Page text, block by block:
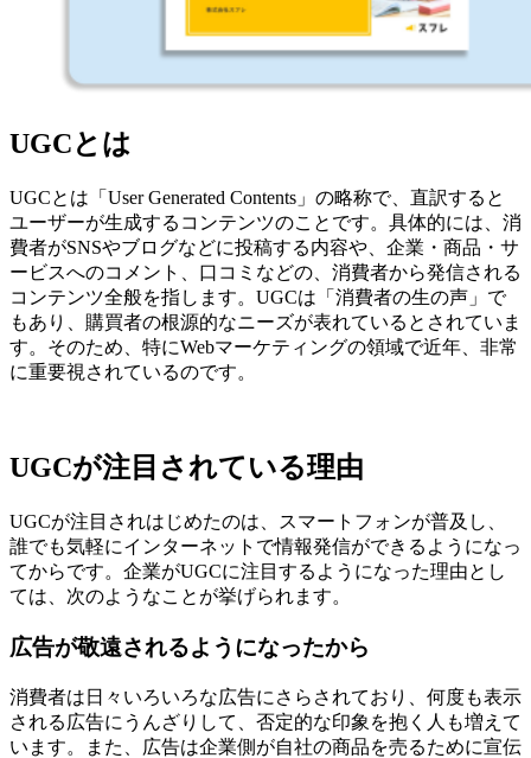
UGCとは
UGCとは「User Generated Contents」の略称で、直訳すると
ユーザーが生成するコンテンツのことです。具体的には、消
費者がSNSやブログなどに投稿する内容や、企業・商品・サ
ービスへのコメント、口コミなどの、消費者から発信される
コンテンツ全般を指します。UGCは「消費者の生の声」で
もあり、購買者の根源的なニーズが表れているとされていま
す。そのため、特にWebマーケティングの領域で近年、非常
に重要視されているのです。
UGCが注目されている理由
UGCが注目されはじめたのは、スマートフォンが普及し、
誰でも気軽にインターネットで情報発信ができるようになっ
てからです。企業がUGCに注目するようになった理由とし
ては、次のようなことが挙げられます。
広告が敬遠されるようになったから
消費者は日々いろいろな広告にさらされており、何度も表示
される広告にうんざりして、否定的な印象を抱く人も増えて
います。また、広告は企業側が自社の商品を売るために宣伝